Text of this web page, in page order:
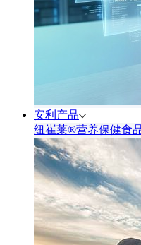
安利产品
纽崔莱®营养保健食